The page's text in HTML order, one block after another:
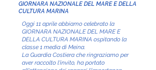
GIORNARA NAZIONALE DEL MARE E DELLA
CULTURA MARINA
Oggi 11 aprile abbiamo celebrato la
GIORNARA NAZIONALE DEL MARE E
DELLA CULTURA MARINA ospitando la
classe 1 media di Meina.
La Guardia Costiera che ringraziamo per
aver raccolto l'invito, ha portato